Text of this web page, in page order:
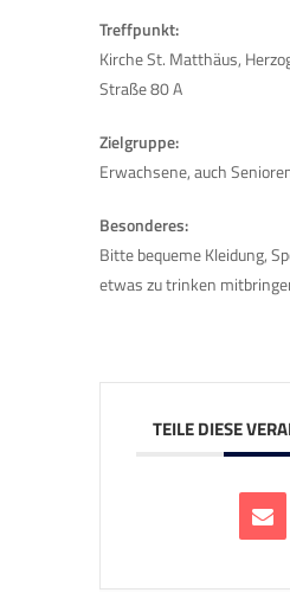
Treffpunkt:
Kirche St. Matthäus,
Straße 80 A
Zielgruppe:
Erwachsene, auch
Besonderes:
Bitte bequeme Kleidung,
etwas zu trinken
TEILE DIESE